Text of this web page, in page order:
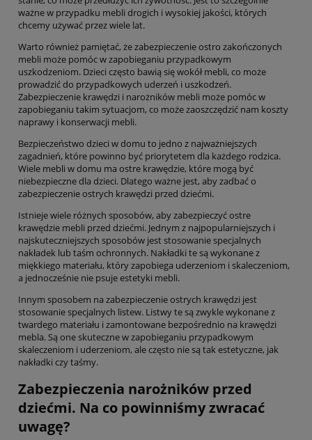
ważne w przypadku mebli drogich i wysokiej jakości, których
chcemy używać przez wiele lat.
Warto również pamiętać, że zabezpieczenie ostro zakończonych
mebli może pomóc w zapobieganiu przypadkowym
uszkodzeniom. Dzieci często bawią się wokół mebli, co może
prowadzić do przypadkowych uderzeń i uszkodzeń.
Zabezpieczenie krawędzi i narożników mebli może pomóc w
zapobieganiu takim sytuacjom, co może zaoszczędzić nam koszty
naprawy i konserwacji mebli.
Bezpieczeństwo dzieci w domu to jedno z najważniejszych
zagadnień, które powinno być priorytetem dla każdego rodzica.
Wiele mebli w domu ma ostre krawędzie, które mogą być
niebezpieczne dla dzieci. Dlatego ważne jest, aby zadbać o
zabezpieczenie ostrych krawędzi przed dziećmi.
Istnieje wiele różnych sposobów, aby zabezpieczyć ostre
krawędzie mebli przed dziećmi. Jednym z najpopularniejszych i
najskuteczniejszych sposobów jest stosowanie specjalnych
nakładek lub taśm ochronnych. Nakładki te są wykonane z
miękkiego materiału, który zapobiega uderzeniom i skaleczeniom,
a jednocześnie nie psuje estetyki mebli.
Innym sposobem na zabezpieczenie ostrych krawędzi jest
stosowanie specjalnych listew. Listwy te są zwykle wykonane z
twardego materiału i zamontowane bezpośrednio na krawędzi
mebla. Są one skuteczne w zapobieganiu przypadkowym
skaleczeniom i uderzeniom, ale często nie są tak estetyczne, jak
nakładki czy taśmy.
Zabezpieczenia narożników przed
dziećmi. Na co powinniśmy zwracać
uwagę?